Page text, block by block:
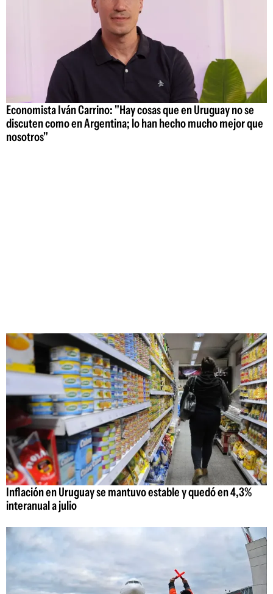
Economista Iván Carrino: "Hay cosas que en Uruguay no se
discuten como en Argentina; lo han hecho mucho mejor que
nosotros"
Inflación en Uruguay se mantuvo estable y quedó en 4,3%
interanual a julio